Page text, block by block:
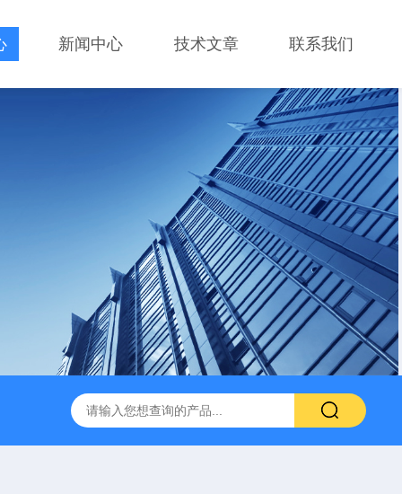
新闻中心 技术文章 联系我们
浅水型浮游生物网 PST-DD电动土壤采样器 PSC-26便